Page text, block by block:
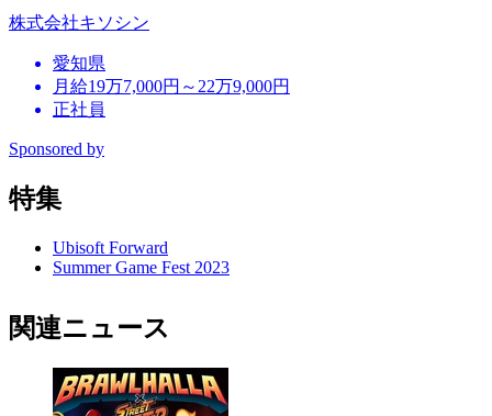
株式会社キソシン
愛知県
月給19万7,000円～22万9,000円
正社員
Sponsored by
特集
Ubisoft Forward
Summer Game Fest 2023
関連ニュース